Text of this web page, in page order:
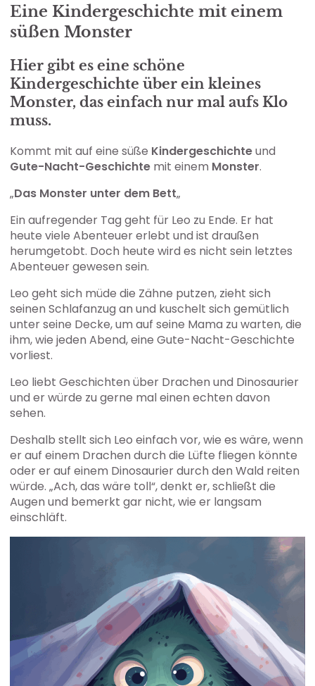
Eine Kindergeschichte mit einem
süßen Monster
Hier gibt es eine schöne
Kindergeschichte über ein kleines
Monster, das einfach nur mal aufs Klo
muss.
Kommt mit auf eine süße Kindergeschichteund
Gute-Nacht-Geschichte mit einem Monster.
„Das Monster unter dem Bett„
Ein aufregender Tag geht für Leo zu Ende. Er hat
heute viele Abenteuer erlebt und ist draußen
herumgetobt. Doch heute wird es nicht sein letztes
Abenteuer gewesen sein.
Leo geht sich müde die Zähne putzen, zieht sich
seinen Schlafanzug an und kuschelt sich gemütlich
unter seine Decke, um auf seine Mama zu warten, die
ihm, wie jeden Abend, eine Gute-Nacht-Geschichte
vorliest.
Leo liebt Geschichten über Drachen und Dinosaurier
und er würde zu gerne mal einen echten davon
sehen.
Deshalb stellt sich Leo einfach vor, wie es wäre, wenn
er auf einem Drachen durch die Lüfte fliegen könnte
oder er auf einem Dinosaurier durch den Wald reiten
würde. „Ach, das wäre toll“, denkt er, schließt die
Augen und bemerkt gar nicht, wie er langsam
einschläft.